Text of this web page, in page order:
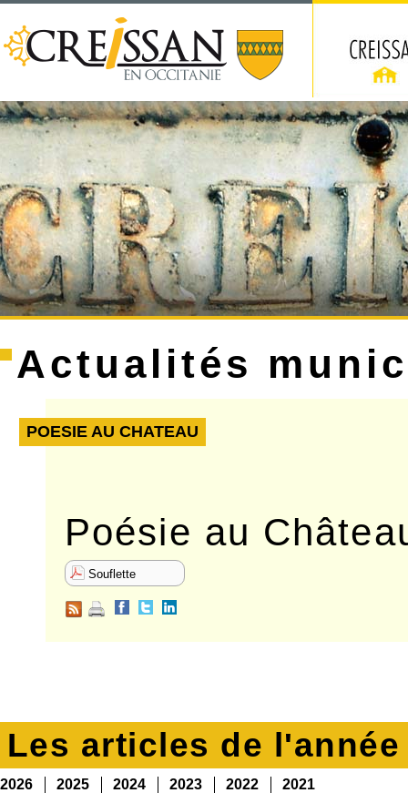
Actualités
POESIE AU CHATEAU
Poésie au
Souflette
Les articles de
2026 2025 2024 2023 2022 2021